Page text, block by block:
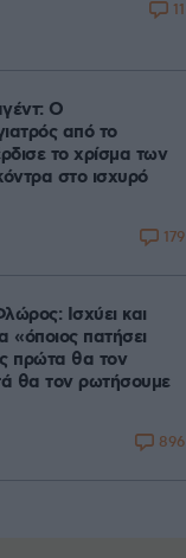
11
Ο
από το
το χρίσμα των
στο ισχυρό
179
Ισχύει και
«όποιος πατήσει
πρώτα θα τον
θα τον ρωτήσουμε
896